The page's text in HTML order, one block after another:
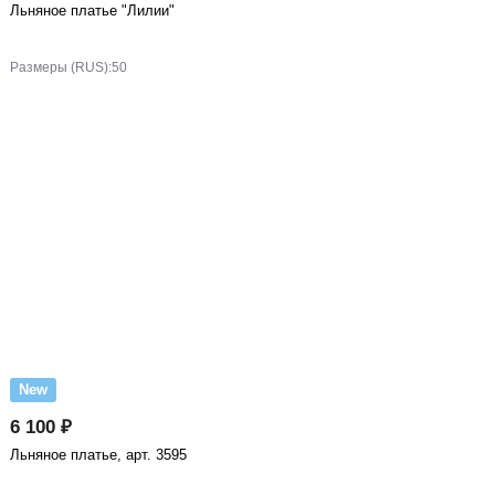
Льняное платье "Лилии"
Размеры (RUS):50
New
6 100 ₽
Льняное платье, арт. 3595